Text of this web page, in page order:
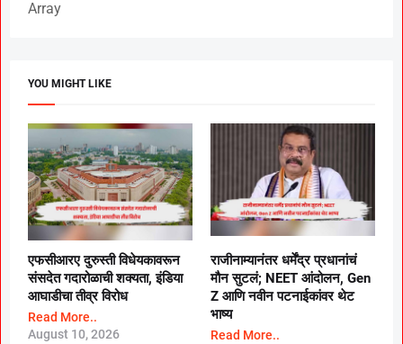
Array
YOU MIGHT LIKE
एफसीआरए दुरुस्ती विधेयकावरून
संसदेत गदारोळाची शक्यता, इंडिया
आघाडीचा तीव्र विरोध
Read More..
August 10, 2026
राजीनाम्यानंतर धर्मेंद्र प्रधानांचं
मौन सुटलं; NEET आंदोलन, Gen
Z आणि नवीन पटनाईकांवर थेट
भाष्य
Read More..